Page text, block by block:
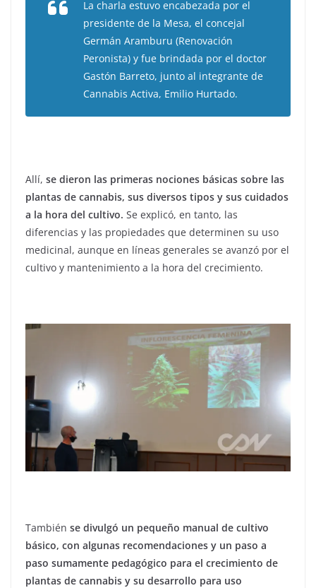
La charla estuvo encabezada por el
presidente de la Mesa, el concejal
Germán Aramburu (Renovación
Peronista) y fue brindada por el doctor
Gastón Barreto, junto al integrante de
Cannabis Activa, Emilio Hurtado.
Allí, se dieron las primeras nociones básicas sobre las
plantas de cannabis, sus diversos tipos y sus cuidados
a la hora del cultivo. Se explicó, en tanto, las
diferencias y las propiedades que determinen su uso
medicinal, aunque en líneas generales se avanzó por el
cultivo y mantenimiento a la hora del crecimiento.
También se divulgó un pequeño manual de cultivo
básico, con algunas recomendaciones y un paso a
paso sumamente pedagógico para el crecimiento de
plantas de cannabis y su desarrollo para uso